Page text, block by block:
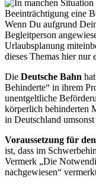
Wenn Du aufgrund
Begleitperson
Urlaubsplanung
dieses Themas hier nur
Die Deutsche Bahn
Behinderte“ in ihrem
unentgeltliche
körperlich behinderten
in Deutschland
Voraussetzung für
ist, dass im
Vermerk „Die
nachgewiesen“